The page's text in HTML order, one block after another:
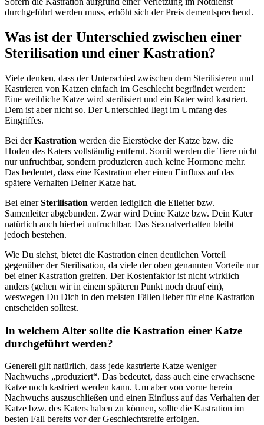
durchgeführt werden muss, erhöht sich der Preis dementsprechend.
Was ist der Unterschied zwischen einer
Sterilisation und einer Kastration?
Viele denken, dass der Unterschied zwischen dem Sterilisieren und
Kastrieren von Katzen einfach im Geschlecht begründet werden:
Eine weibliche Katze wird sterilisiert und ein Kater wird kastriert.
Dem ist aber nicht so. Der Unterschied liegt im Umfang des
Eingriffes.
Bei derKastration werden die Eierstöcke der Katze bzw. die
Hoden des Katers vollständig entfernt. Somit werden die Tiere nicht
nur unfruchtbar, sondern produzieren auch keine Hormone mehr.
Das bedeutet, dass eine Kastration eher einen Einfluss auf das
spätere Verhalten Deiner Katze hat.
Bei einerSterilisation werden lediglich die Eileiter bzw.
Samenleiter abgebunden. Zwar wird Deine Katze bzw. Dein Kater
natürlich auch hierbei unfruchtbar. Das Sexualverhalten bleibt
jedoch bestehen.
Wie Du siehst, bietet die Kastration einen deutlichen Vorteil
gegenüber der Sterilisation, da viele der oben genannten Vorteile nur
bei einer Kastration greifen. Der Kostenfaktor ist nicht wirklich
anders (gehen wir in einem späteren Punkt noch drauf ein),
weswegen Du Dich in den meisten Fällen lieber für eine Kastration
entscheiden solltest.
In welchem Alter sollte die Kastration einer Katze
durchgeführt werden?
Generell gilt natürlich, dass jede kastrierte Katze weniger
Nachwuchs „produziert“. Das bedeutet, dass auch eine erwachsene
Katze noch kastriert werden kann. Um aber von vorne herein
Nachwuchs auszuschließen und einen Einfluss auf das Verhalten der
Katze bzw. des Katers haben zu können, sollte die Kastration im
besten Fall bereits vor der Geschlechtsreife erfolgen.